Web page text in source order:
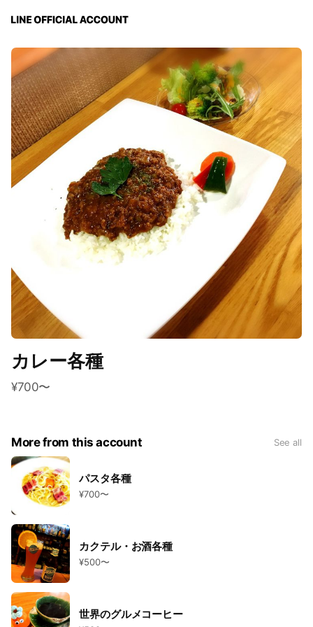
カレー各種
¥700〜
More from this account See all
パスタ各種
¥700〜
カクテル・お酒各種
¥500〜
世界のグルメコーヒー